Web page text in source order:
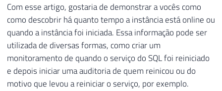
Com esse artigo, gostaria de demonstrar a vocês como
como descobrir há quanto tempo a instância está online ou
quando a instância foi iniciada. Essa informação pode ser
utilizada de diversas formas, como criar um
monitoramento de quando o serviço do SQL foi reiniciado
e depois iniciar uma auditoria de quem reinicou ou do
motivo que levou a reiniciar o serviço, por exemplo.